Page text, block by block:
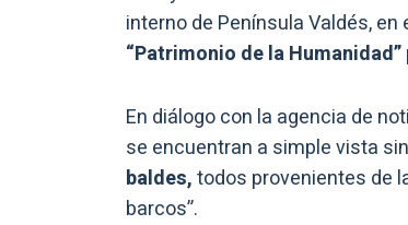
interno de Península Valdés,
“Patrimonio de la Humanidad”
En diálogo con la agencia de
se encuentran a simple vista
baldes,todos provenientes de
barcos”.